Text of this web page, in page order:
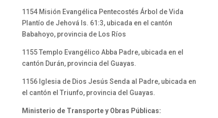
1154 Misión Evangélica Pentecostés Árbol de Vida
Plantío de Jehová Is. 61:3, ubicada en el cantón
Babahoyo, provincia de Los Ríos
1155 Templo Evangélico Abba Padre, ubicada en el
cantón Durán, provincia del Guayas.
1156 Iglesia de Dios Jesús Senda al Padre, ubicada en
el cantón el Triunfo, provincia del Guayas.
Ministerio de Transporte y Obras Públicas: